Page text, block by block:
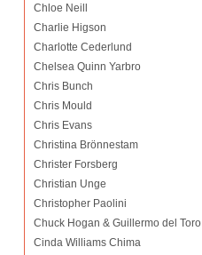
Chloe Neill
Charlie Higson
Charlotte Cederlund
Chelsea Quinn Yarbro
Chris Bunch
Chris Mould
Chris Evans
Christina Brönnestam
Christer Forsberg
Christian Unge
Christopher Paolini
Chuck Hogan & Guillermo del Toro
Cinda Williams Chima